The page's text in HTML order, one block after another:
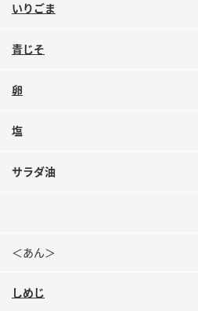
ロングセラー商品 ＋ おすすめレシピ
いりごま
青じそ
卵
塩
サラダ油
＜あん＞
しめじ